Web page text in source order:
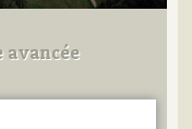
avancée
ci-dessous